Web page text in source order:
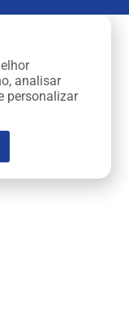
analisar
personalizar